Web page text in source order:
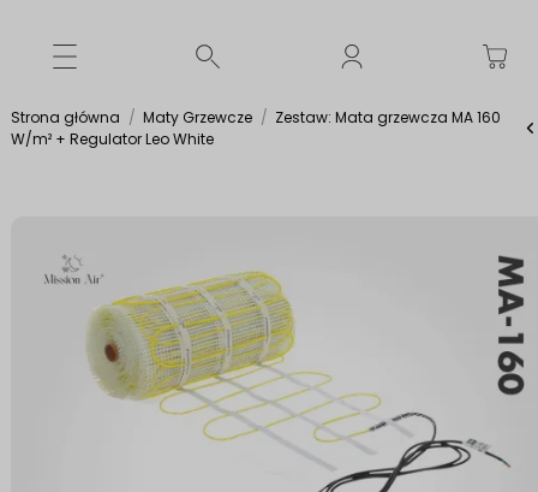
Strona główna Maty Grzewcze
Zestaw: Mata grzewcza MA 160
W/m² + Regulator Leo White